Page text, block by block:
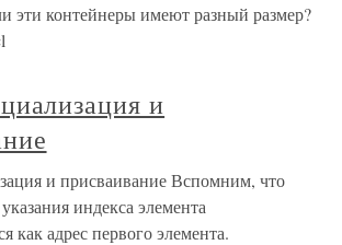
эти контейнеры имеют разный размер?
и
и присваивание Вспомним, что
индекса элемента
как адрес первого элемента.